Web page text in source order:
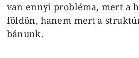
van ennyi probléma, mert a
földön, hanem mert a
bánunk.